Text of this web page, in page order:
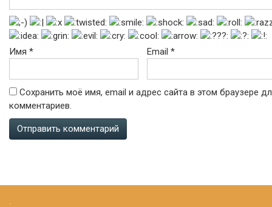
Имя * Email *
Сохранить моё имя, email и адрес сайта в этом браузере
комментариев.
.